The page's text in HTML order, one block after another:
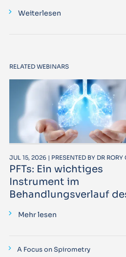
Weiterlesen
RELATED WEBINARS
JUL 15, 2026 | PRESENTED BY DR
PFTs: Ein wichtiges
Instrument im
Behandlungsverlauf
Mehr lesen
A Focus on Spirometry